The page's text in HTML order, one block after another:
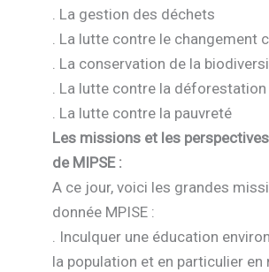
. La gestion des déchets
. La lutte contre le changement
. La conservation de la
. La lutte contre la déforestation
. La lutte contre la pauvreté
Les missions et les
de MIPSE :
A ce jour, voici les grandes
donnée MPISE :
. Inculquer une éducation
la population et en particulier en